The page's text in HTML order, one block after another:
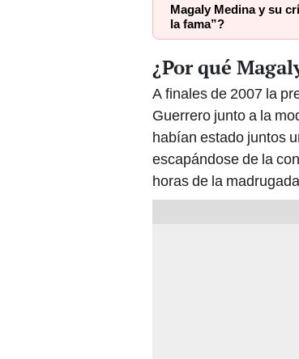
Magaly Medina y su
la fama”?
¿Por qué
A finales de 2007 la
Guerrero junto a la
habían estado juntos
escapándose de la
horas de la